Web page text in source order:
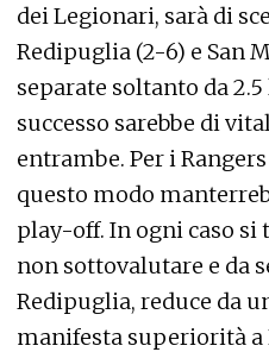
dei Legionari, sarà di
Redipuglia (2-6) e San
separate soltanto da
successo sarebbe di
entrambe. Per i
questo modo
play-off. In ogni caso
non sottovalutare e da
Redipuglia, reduce da
manifesta superiorità